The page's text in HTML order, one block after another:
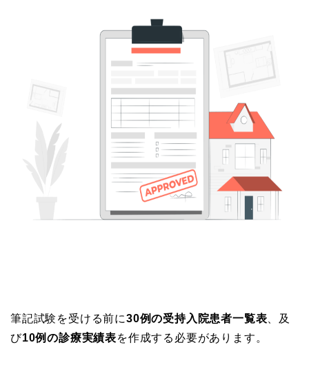
筆記試験を受ける前に30例の受持入院患者一覧表 、及
び10例の診療実績表を作成する必要があります。